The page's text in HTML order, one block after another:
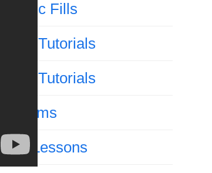
Classic Fills
Drum Tutorials
Drum Tutorials
E-Drums
Free Lessons